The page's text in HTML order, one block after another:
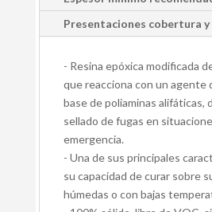
Presentaciones cobertura
- Resina epóxica modificada
que reacciona con un agente
base de poliaminas alifáticas,
sellado de fugas en
emergencia.
- Una de sus principales
su capacidad de curar sobre
húmedas o con bajas